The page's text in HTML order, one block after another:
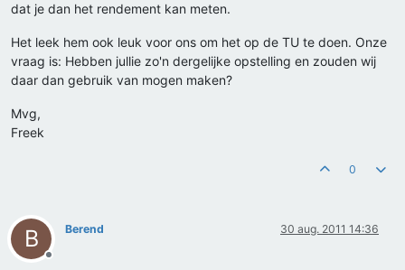
dat je dan het rendement kan meten.
Het leek hem ook leuk voor ons om het op de TU te doen. Onze
vraag is: Hebben jullie zo'n dergelijke opstelling en zouden wij
daar dan gebruik van mogen maken?
Mvg,
Freek
0
B
Offline
Berend 30 aug. 2011 14:36